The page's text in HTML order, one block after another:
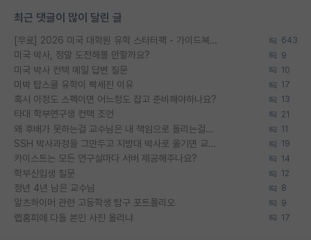
최근 댓글이 많이 달린 글
[무료] 2026 미국 대학원 유학 스타터팩 - 가이드북 & 합격자 컨택메일 템플릿 643
미국 박사, 정말 도전해볼 만할까요? 9
미국 박사 컨택 메일 답변 질문 10
미박 탑스쿨 유학이 빡세진 이유 17
혹시 이정도 스펙이면 어느정도 잡고 준비해야하나요? 13
타대 학부연구생 컨택 조언 21
왜 후배가 못하는걸 교수님은 내 책임으로 돌리는걸까요? 11
SSH 박사과정을 그만두고 지방대 박사로 옮기면 교수의 꿈은 끝일까요? 19
카이스트는 모든 연구실마다 서버 제공해주나요? 14
학부신입생 질문 12
정년 4년 남은 교수님 8
알츠하이머 관련 고등학생 탐구 포트폴리오 9
랩홈피에 다들 본인 사진 올리냐 17